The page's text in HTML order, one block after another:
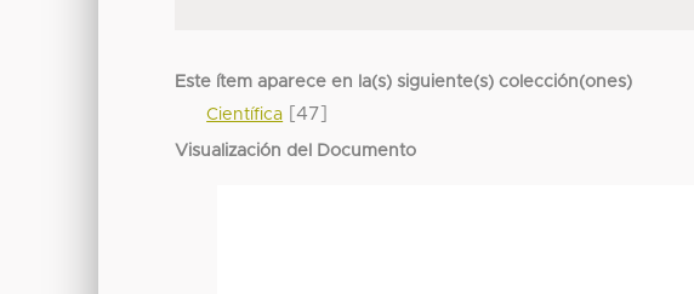
Este ítem aparece en la(s) siguiente(s) colección(ones)
Científica [47]
Visualización del Documento